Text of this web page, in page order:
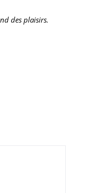
des plaisirs.